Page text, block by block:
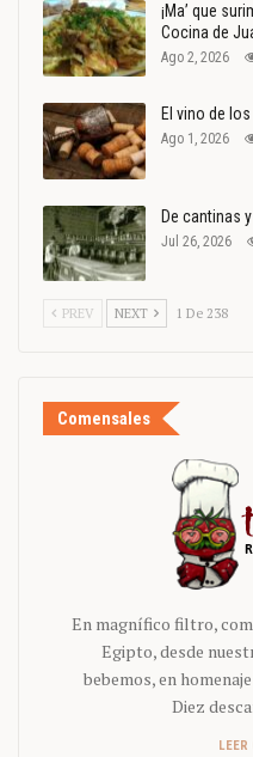
¡Ma’ que
Cocina de
Ago 2, 2026
El vino de
Ago 1, 2026
De cantinas
Jul 26, 2026
PREV NEXT 1 De 238
Comensales
En magnífico filtro,
Egipto, desde
bebemos, en
Diez
LEER